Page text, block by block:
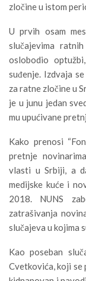
zločine u istom
U prvih osam
slučajevima
oslobodio
suđenje. Izdvaja
za ratne zločine u
je u junu jedan
mu upućivane
Kako prenosi
pretnje
vlasti u Srbiji, a
medijske kuće i
2018. NUNS
zatrašivanja
slučajeva u kojima
Kao poseban
Cvetkovića, koji se